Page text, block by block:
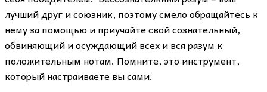
лучший друг и союзник, поэтому смело обращайтесь к
нему за помощью и приучайте свой сознательный,
обвиняющий и осуждающий всех и вся разум к
положительным нотам. Помните, это инструмент,
который настраиваете вы сами.